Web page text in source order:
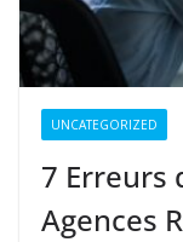
UNCATEGORIZED
7 Erreurs
Agences